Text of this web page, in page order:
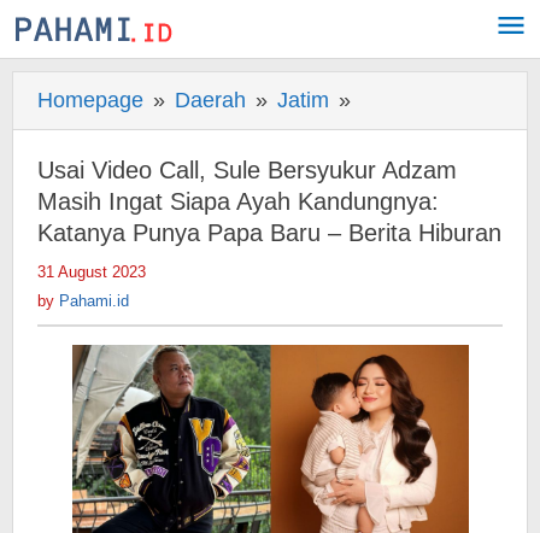
Skip
to
Homepage » Daerah » Jatim »
Video
Call,
Sule
Bersyukur
Ingat
Siapa
Ayah
Kandungnya:
Katanya
Punya
Papa
Usai Video Call, Sule Bersyukur Adzam
Masih Ingat Siapa Ayah Kandungnya:
Katanya Punya Papa Baru – Berita Hiburan
31 August 2023
by Pahami.id